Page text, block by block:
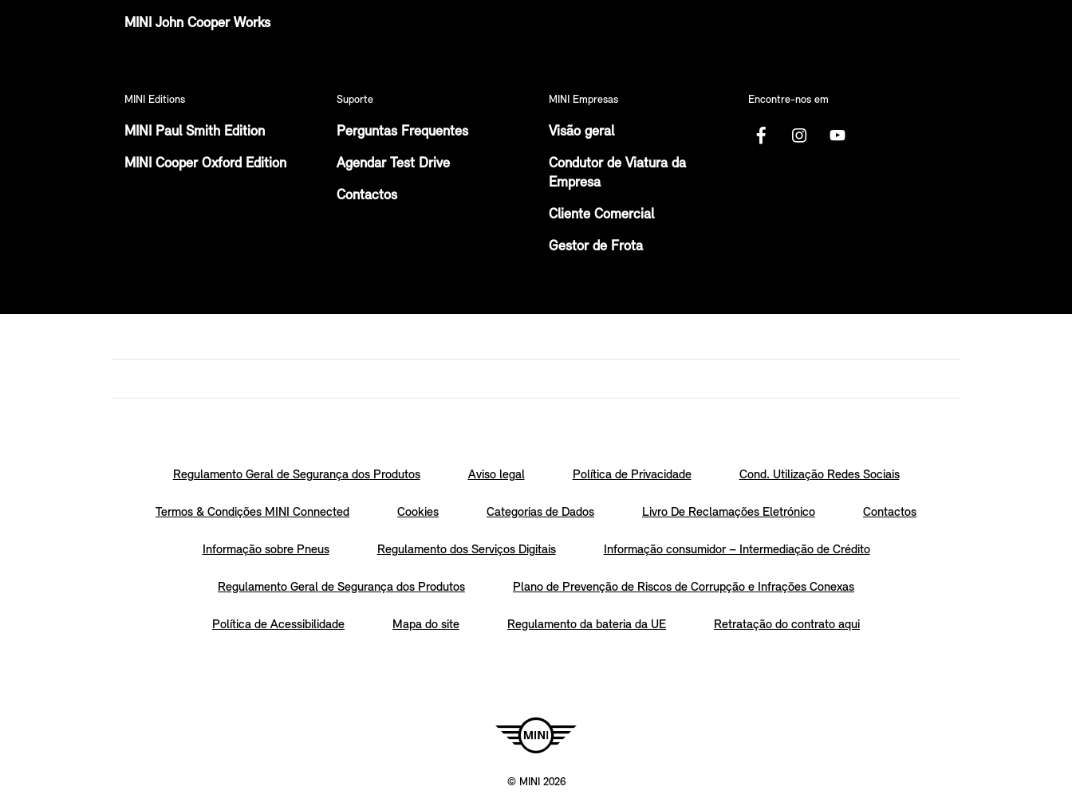
MINI John Cooper Works
MINI Editions
MINI Paul Smith Edition
MINI Cooper Oxford Edition
Suporte
Perguntas Frequentes
Agendar Test Drive
Contactos
MINI Empresas
Visão geral
Condutor de Viatura da
Empresa
Cliente Comercial
Gestor de Frota
Encontre-nos em
Regulamento Geral de Segurança dos Produtos Aviso legal Política de Privacidade Cond. Utilização Redes Sociais
Termos & Condições MINI Connected Cookies Categorias de Dados Livro De Reclamações Eletrónico Contactos
Informação sobre Pneus Regulamento dos Serviços Digitais Informação consumidor – Intermediação de Crédito
Regulamento Geral de Segurança dos Produtos Plano de Prevenção de Riscos de Corrupção e Infrações Conexas
Política de Acessibilidade Mapa do site Regulamento da bateria da UE Retratação do contrato aqui
© MINI 2026